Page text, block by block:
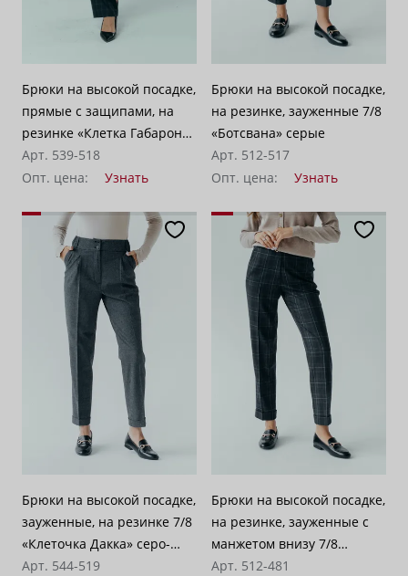
Брюки на высокой посадке,
прямые с защипами, на
резинке «Клетка Габароне»
серо-коричневые
Арт. 539-518
Опт. цена:
Узнать
Брюки на высокой посадке,
на резинке, зауженные 7/8
«Ботсвана» серые
Арт. 512-517
Опт. цена:
Узнать
Брюки на высокой посадке,
зауженные, на резинке 7/8
«Клеточка Дакка» серо-
синие
Арт. 544-519
Брюки на высокой посадке,
на резинке, зауженные с
манжетом внизу 7/8
«Тиват» серо-зеленая
Арт. 512-481